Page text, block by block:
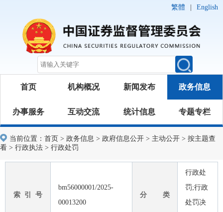
繁體 English
首页 机构概况 新闻发布 政务信息
办事服务 互动交流 统计信息 专题专栏
当前位置： 首页 > 政务信息 > 政府信息公开 > 主动公开 > 按主题查
看 > 行政执法 > 行政处罚
索 引 号
bm56000001/2025-
00013200
分 类
行政处
罚;行政
处罚决